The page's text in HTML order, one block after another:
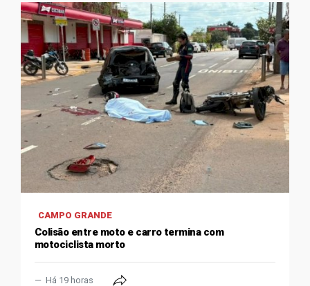
CAMPO GRANDE
Colisão entre moto e carro termina com
motociclista morto
Há 19 horas